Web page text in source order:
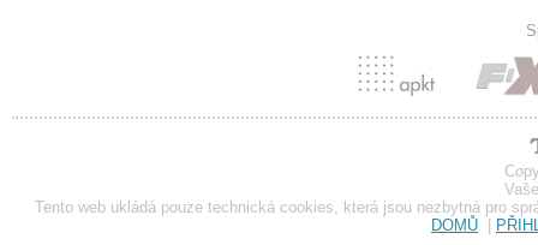
Tento web ukládá pouze technická cookies, která jsou nezbytná pro
DOMŮ |